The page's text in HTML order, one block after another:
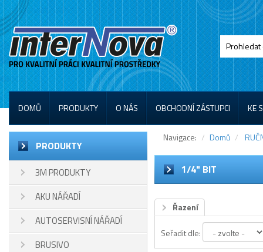
DOMŮ PRODUKTY O NÁS OBCHODNÍ ZÁSTUPCI KE
PRODUKTY
3M PRODUKTY
AKU NÁŘADÍ
AUTOSERVISNÍ NÁŘADÍ
BRUSIVO
Navigace: Domů
1/4" BIT
Řazení
Seřadit dle: